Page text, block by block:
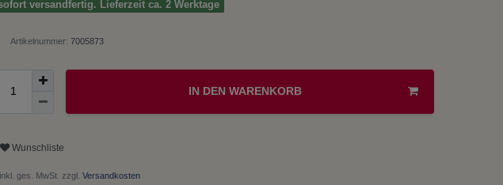
versandfertig. Lieferzeit ca. 2 Werktage
Artikelnummer: 7005873
IN DEN WARENKORB
Wunschliste
ges. MwSt. zzgl. Versandkosten